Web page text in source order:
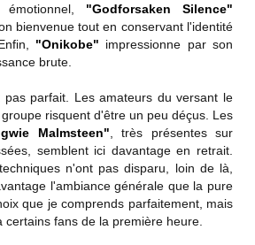
"Godforsaken Silence"
bienvenue tout en conservant l'identité
"Onikobe" impressionne par son
brute.
pas parfait. Les amateurs du versant le
risquent d'être un peu déçus. Les
Malmsteen" , très présentes sur
semblent ici davantage en retrait.
n'ont pas disparu, loin de là,
l'ambiance générale que la pure
que je comprends parfaitement, mais
fans de la première heure.